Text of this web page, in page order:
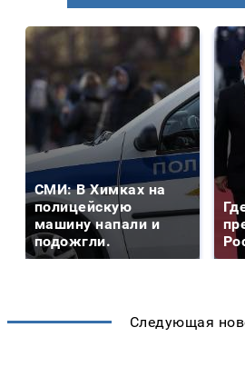
СМИ: В Химках на
полицейскую
машину напали и
подожгли.
Следующая